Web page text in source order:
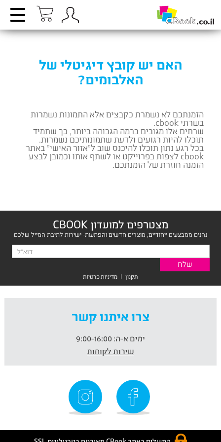
האם יש קובץ דיגיטלי של
האלבומים?
הזמנתכם לא נשמרת כקבצים אלא התמונות נשמרות
בשרתי cbook.
שרתים אלו מגובים ברמה הגבוהה ביותר, כך שתמיד
תוכלו להיות רגועים ולדעת שתמונותיכם נשמרות.
בכל רגע נתון תוכלו להיכנס שוב ל”אזור האישי” באתר
cbook לצפות בפרוייקט או לשתף אותו וכמובן לבצע
הזמנה חוזרת של הזמנתכם.
מצטרפים למועדון CBOOK
נהנים ממבצעים ייחודיים, מוצרים חדשים והפתעות- ישירות לתיבת המייל שלכם
תקנון | מדיניות פרטיות
צרו איתנו קשר
ימים א-ה:
שירות לקוחות